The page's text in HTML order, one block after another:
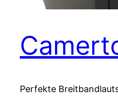
Perfekte